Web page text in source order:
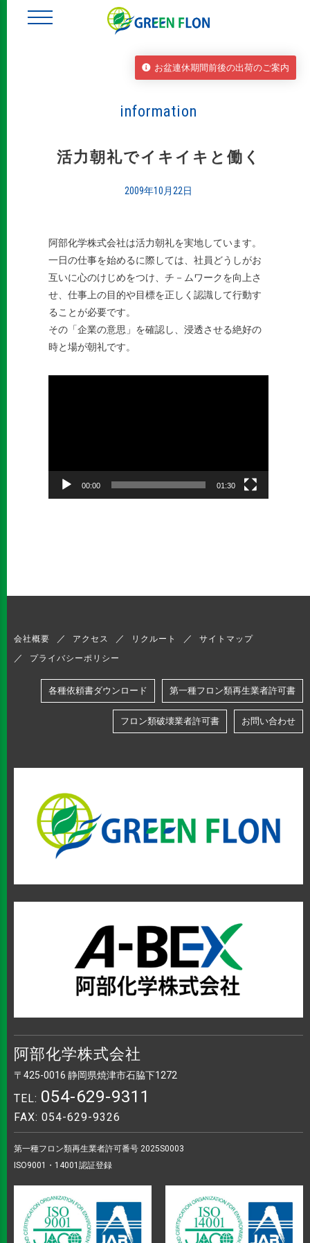
information
活力朝礼でイキイキと働く
2009年10月22日
阿部化学株式会社は活力朝礼を実地しています。
一日の仕事を始めるに際しては、社員どうしがお
互いに心のけじめをつけ、チ－ムワークを向上さ
せ、仕事上の目的や目標を正しく認識して行動す
ることが必要です。
その「企業の意思」を確認し、浸透させる絶好の
時と場が朝礼です。
ヤ
00:00 01:30
会社概要 アクセス リクルート サイトマップ
プライバシーポリシー
各種依頼書ダウンロード 第一種フロン類再生業者許可書
フロン類破壊業者許可書 お問い合わせ
阿部化学株式会社
〒425-0016 静岡県焼津市石脇下1272
TEL: 054-629-9311
FAX: 054-629-9326
第一種フロン類再生業者許可番号 2025S0003
ISO9001・14001認証登録
お盆連休期間前後の出荷のご案内